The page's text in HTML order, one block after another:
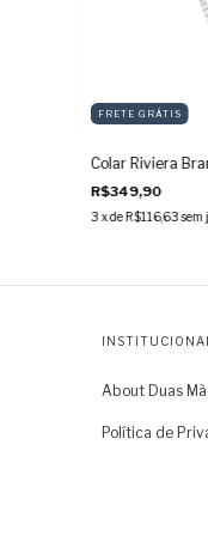
FRETE GRÁTIS
Colar Riviera
R$349,90
3 x de R$116,63 sem
About Duas
Política de